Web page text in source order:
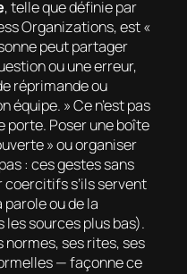
, telle que définie par
Organizations, est «
peut partager
ou une erreur,
réprimande ou
équipe. » Ce n’est pas
porte. Poser une boîte
» ou organiser
: ces gestes sans
s’ils servent
ou de la
sources plus bas).
normes, ses rites, ses
— façonne ce